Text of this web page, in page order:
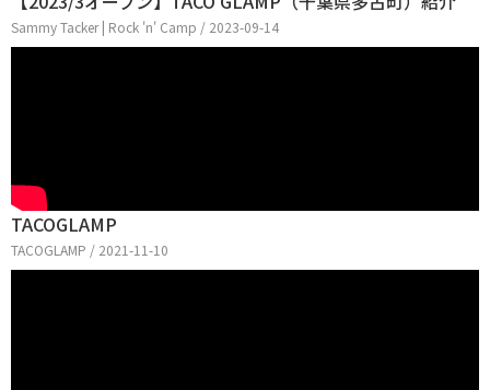
Sammy Tacker | Rock 'n' Camp / 2023-09-14
TACOGLAMP
TACOGLAMP / 2021-11-10